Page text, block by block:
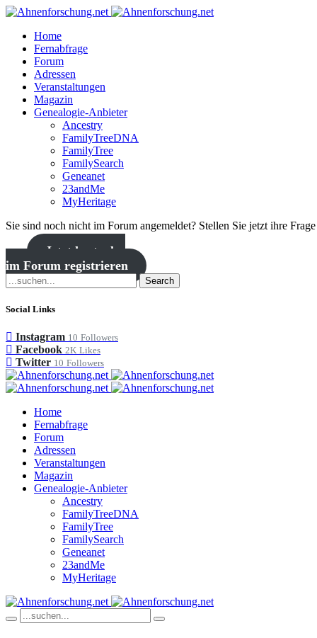
Home
Fernabfrage
Forum
Adressen
Veranstaltungen
Magazin
Genealogie-Anbieter
Ancestry
FamilyTreeDNA
FamilyTree
FamilySearch
Geneanet
23andMe
MyHeritage
Sie sind noch nicht im Forum angemeldet? Stellen Sie jetzt ihre
Jetzt kostenlos
im Forum registrieren
Search
Social Links
Instagram 10 Followers
Facebook 2K Likes
Twitter 10 Followers
Home
Fernabfrage
Forum
Adressen
Veranstaltungen
Magazin
Genealogie-Anbieter
Ancestry
FamilyTreeDNA
FamilyTree
FamilySearch
Geneanet
23andMe
MyHeritage